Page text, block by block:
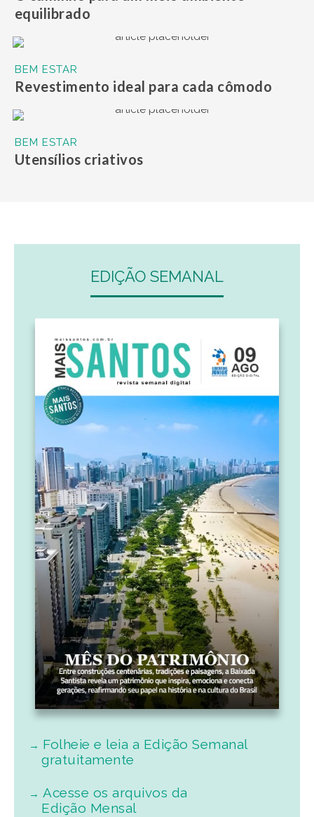
equilibrado
BEM ESTAR
Revestimento ideal para cada cômodo
BEM ESTAR
Utensílios criativos
EDIÇÃO SEMANAL
Folheie e leia a Edição Semanal
gratuitamente
Acesse os arquivos da
Edição Mensal